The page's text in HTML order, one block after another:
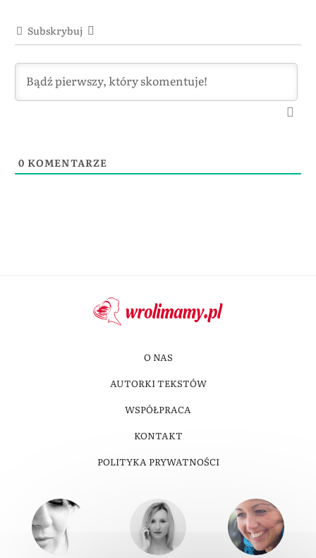
Subskrybuj
0 KOMENTARZE
O NAS
AUTORKI TEKSTÓW
WSPÓŁPRACA
KONTAKT
POLITYKA PRYWATNOŚCI